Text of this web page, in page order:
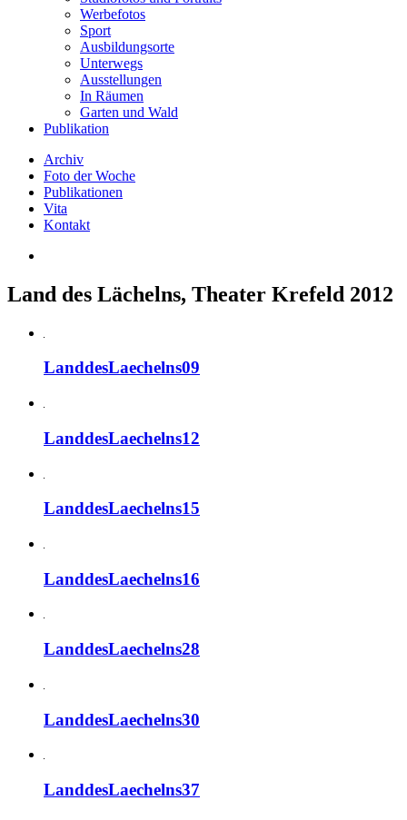
Werbefotos
Sport
Ausbildungsorte
Unterwegs
Ausstellungen
In Räumen
Garten und Wald
Publikation
Archiv
Foto der Woche
Publikationen
Vita
Kontakt
Land des Lächelns, Theater Krefeld 2012
LanddesLaechelns09
LanddesLaechelns12
LanddesLaechelns15
LanddesLaechelns16
LanddesLaechelns28
LanddesLaechelns30
LanddesLaechelns37